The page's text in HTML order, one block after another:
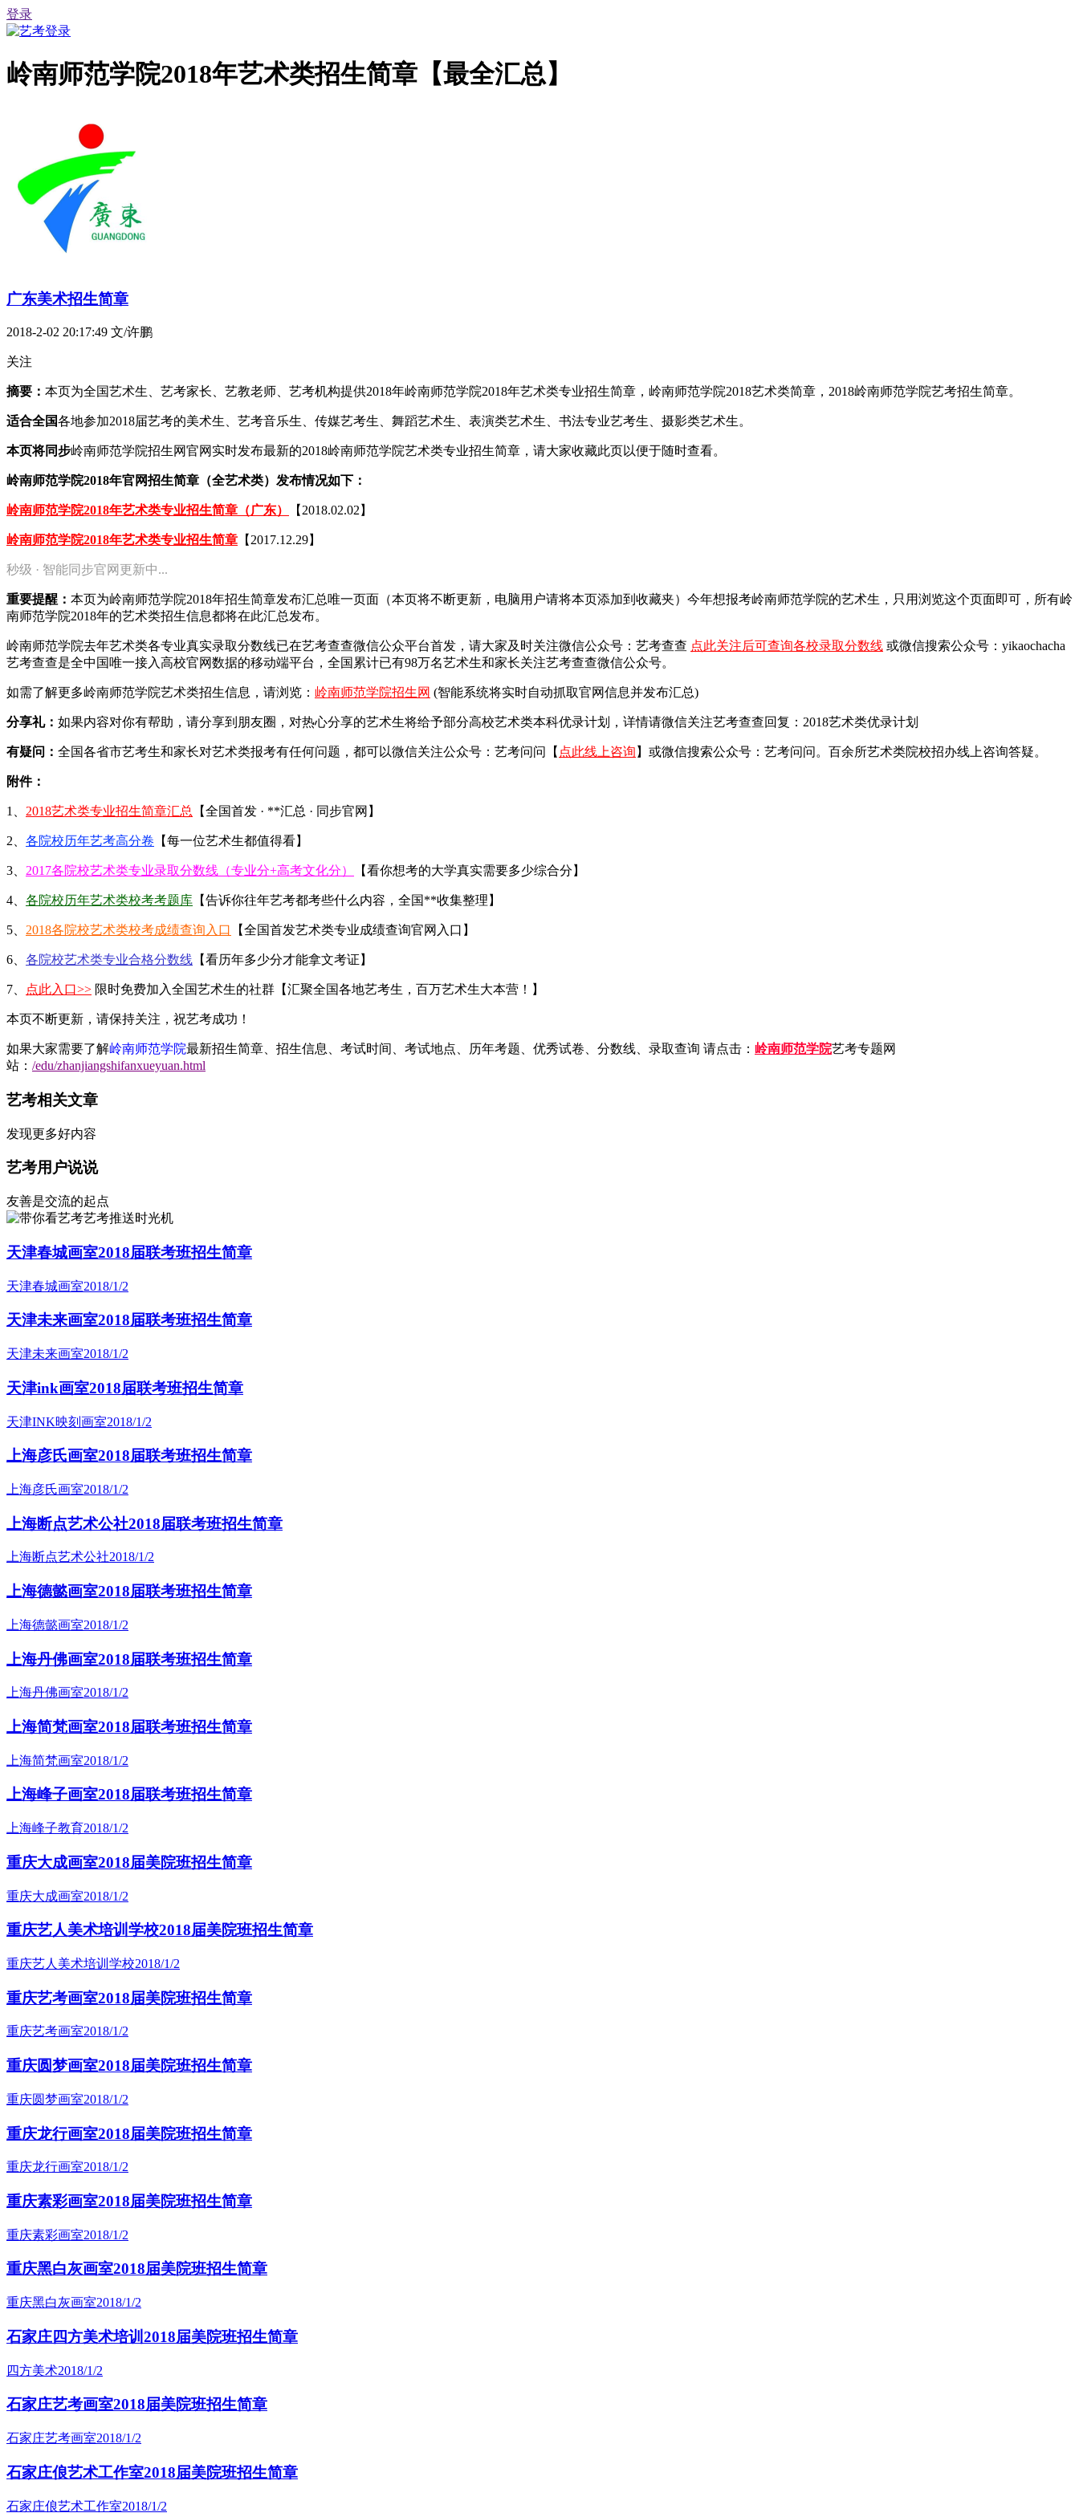
登录
岭南师范学院2018年艺术类招生简章【最全汇总】
广东美术招生简章
2018-2-02 20:17:49 文/许鹏
关注
摘要： 本页为全国艺术生、艺考家长、艺教老师、艺考机构提供2018年岭南师范学院2018年艺术类专业招生简章，岭南师范学院2018艺术类简章，2018岭南师范学院艺考招生简章。
适合全国各地参加2018届艺考的美术生、艺考音乐生、传媒艺考生、舞蹈艺术生、表演类艺术生、书法专业艺考生、摄影类艺术生。
本页将同步岭南师范学院招生网官网实时发布最新的2018岭南师范学院艺术类专业招生简章，请大家收藏此页以便于随时查看。
岭南师范学院2018年官网招生简章（全艺术类）发布情况如下：
岭南师范学院2018年艺术类专业招生简章（广东） 【2018.02.02】
岭南师范学院2018年艺术类专业招生简章 【2017.12.29】
秒级 · 智能同步官网更新中...
重要提醒： 本页为岭南师范学院2018年招生简章发布汇总唯一页面（本页将不断更新，电脑用户请将本页添加到收藏夹）今年想报考岭南师范学院的艺术生，只用浏览这个页面即可，所有岭
南师范学院2018年的艺术类招生信息都将在此汇总发布。
岭南师范学院去年艺术类各专业真实录取分数线已在艺考查查微信公众平台首发， 请大家及时关注微信公众号：艺考查查 点此关注后可查询各校录取分数线 或微信搜索公众号：yikaochacha
艺考查查是全中国唯一接入高校官网数据的移动端平台，全国累计已有98万名艺术生和家长关注艺考查查微信公众号。
如需了解更多岭南师范学院艺术类招生信息，请浏览： 岭南师范学院招生网 (智能系统将实时自动抓取官网信息并发布汇总)
分享礼： 如果内容对你有帮助，请分享到朋友圈，对热心分享的艺术生将给予部分高校艺术类本科优录计划，详情请微信关注艺考查查回复：2018艺术类优录计划
有疑问： 全国各省市艺考生和家长对艺术类报考有任何问题，都可以微信关注公众号：艺考问问【 点此线上咨询 】或微信搜索公众号：艺考问问。百余所艺术类院校招办线上咨询答疑。
附件：
1、 2018艺术类专业招生简章汇总 【全国首发 · **汇总 · 同步官网】
2、 各院校历年艺考高分卷 【每一位艺术生都值得看】
3、 2017各院校艺术类专业录取分数线（专业分+高考文化分） 【看你想考的大学真实需要多少综合分】
4、 各院校历年艺术类校考考题库 【告诉你往年艺考都考些什么内容，全国**收集整理】
5、 2018各院校艺术类校考成绩查询入口 【全国首发艺术类专业成绩查询官网入口】
6、 各院校艺术类专业合格分数线 【看历年多少分才能拿文考证】
7、 点此入口>> 限时免费加入全国艺术生的社群【汇聚全国各地艺考生，百万艺术生大本营！】
本页不断更新，请保持关注，祝艺考成功！
如果大家需要了解岭南师范学院最新招生简章、招生信息、考试时间、考试地点、历年考题、优秀试卷、分数线、录取查询 请点击： 岭南师范学院艺考专题网
站： /edu/zhanjiangshifanxueyuan.html
艺考相关文章
发现更多好内容
艺考用户说说
友善是交流的起点
艺考推送时光机
天津春城画室2018届联考班招生简章
天津春城画室2018/1/2
天津未来画室2018届联考班招生简章
天津未来画室2018/1/2
天津ink画室2018届联考班招生简章
天津INK映刻画室2018/1/2
上海彦氏画室2018届联考班招生简章
上海彦氏画室2018/1/2
上海断点艺术公社2018届联考班招生简章
上海断点艺术公社2018/1/2
上海德懿画室2018届联考班招生简章
上海德懿画室2018/1/2
上海丹佛画室2018届联考班招生简章
上海丹佛画室2018/1/2
上海简梵画室2018届联考班招生简章
上海简梵画室2018/1/2
上海峰子画室2018届联考班招生简章
上海峰子教育2018/1/2
重庆大成画室2018届美院班招生简章
重庆大成画室2018/1/2
重庆艺人美术培训学校2018届美院班招生简章
重庆艺人美术培训学校2018/1/2
重庆艺考画室2018届美院班招生简章
重庆艺考画室2018/1/2
重庆圆梦画室2018届美院班招生简章
重庆圆梦画室2018/1/2
重庆龙行画室2018届美院班招生简章
重庆龙行画室2018/1/2
重庆素彩画室2018届美院班招生简章
重庆素彩画室2018/1/2
重庆黑白灰画室2018届美院班招生简章
重庆黑白灰画室2018/1/2
石家庄四方美术培训2018届美院班招生简章
四方美术2018/1/2
石家庄艺考画室2018届美院班招生简章
石家庄艺考画室2018/1/2
石家庄俍艺术工作室2018届美院班招生简章
石家庄俍艺术工作室2018/1/2